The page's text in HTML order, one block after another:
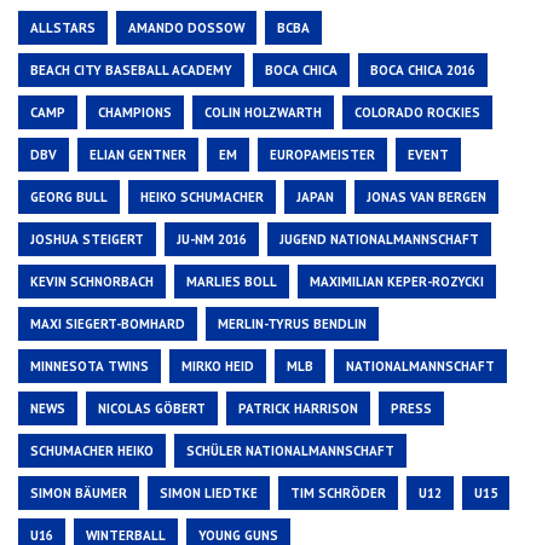
ALLSTARS AMANDO DOSSOW BCBA
BEACH CITY BASEBALL ACADEMY BOCA CHICA BOCA CHICA 2016
CAMP CHAMPIONS COLIN HOLZWARTH COLORADO ROCKIES
DBV ELIAN GENTNER EM EUROPAMEISTER EVENT
GEORG BULL HEIKO SCHUMACHER JAPAN JONAS VAN BERGEN
JOSHUA STEIGERT JU-NM 2016 JUGEND NATIONALMANNSCHAFT
KEVIN SCHNORBACH MARLIES BOLL MAXIMILIAN KEPER-ROZYCKI
MAXI SIEGERT-BOMHARD MERLIN-TYRUS BENDLIN
MINNESOTA TWINS MIRKO HEID MLB NATIONALMANNSCHAFT
NEWS NICOLAS GÖBERT PATRICK HARRISON PRESS
SCHUMACHER HEIKO SCHÜLER NATIONALMANNSCHAFT
SIMON BÄUMER SIMON LIEDTKE TIM SCHRÖDER U12 U15
U16 WINTERBALL YOUNG GUNS